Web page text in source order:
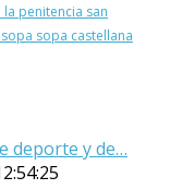
la penitencia san
sopa sopa castellana
deporte y de…